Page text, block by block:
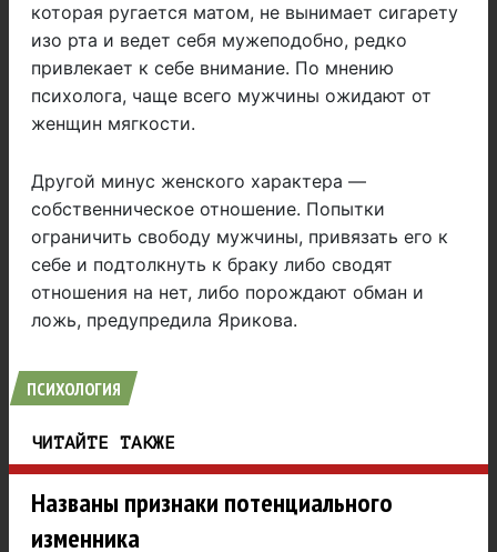
которая ругается матом, не вынимает сигарету
изо рта и ведет себя мужеподобно, редко
привлекает к себе внимание. По мнению
психолога, чаще всего мужчины ожидают от
женщин мягкости.
Другой минус женского характера —
собственническое отношение. Попытки
ограничить свободу мужчины, привязать его к
себе и подтолкнуть к браку либо сводят
отношения на нет, либо порождают обман и
ложь, предупредила Ярикова.
ПСИХОЛОГИЯ
ЧИТАЙТЕ ТАКЖЕ
Названы признаки потенциального
изменника